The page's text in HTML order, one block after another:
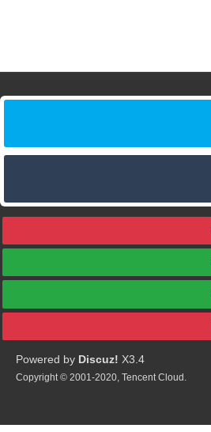
Powered by Discuz! X3.4
Copyright © 2001-2020, Tencent Cloud.